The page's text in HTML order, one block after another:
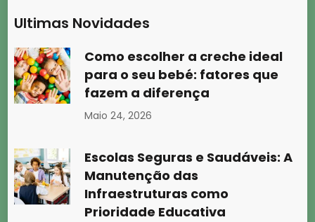
Ultimas Novidades
Como escolher a creche ideal
para o seu bebé: fatores que
fazem a diferença
Maio 24, 2026
Escolas Seguras e Saudáveis: A
Manutenção das
Infraestruturas como
Prioridade Educativa